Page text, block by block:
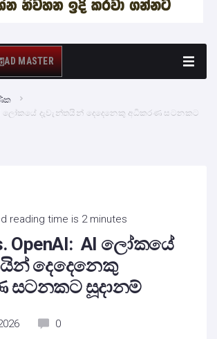
AD MASTER
ලෝකයේ දැවැන්තයින් දෙදෙනෙකු අධිකරණ සටනකට
reading time is 2 minutes
OpenAI: AI ලෝකයේ
දෙදෙනෙකු
සටනකට සූදානම්
0